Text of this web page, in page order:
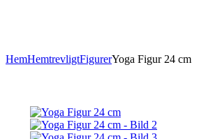
HemHemtrevligtFigurerYoga Figur 24 cm